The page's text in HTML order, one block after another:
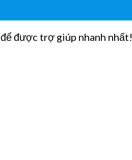
để được trợ giúp nhanh nhất!